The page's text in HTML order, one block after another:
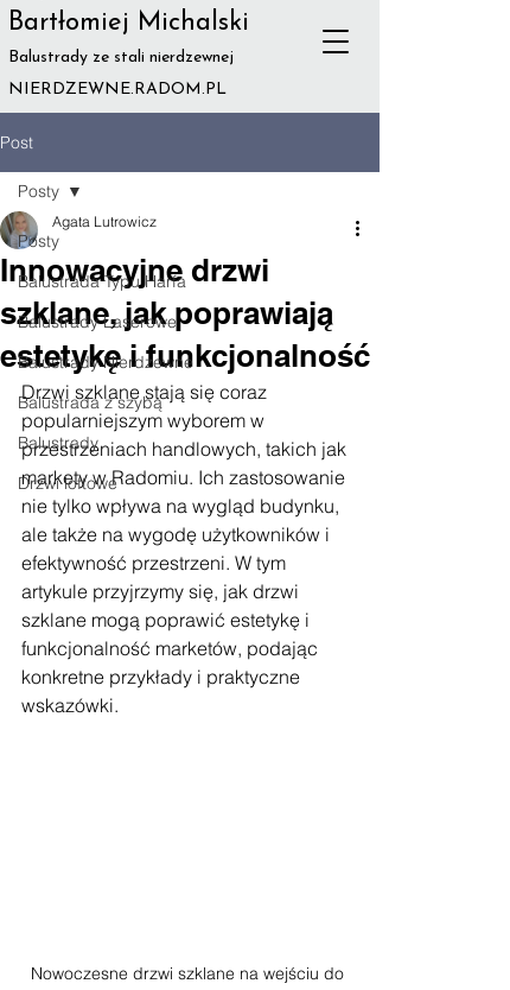
Bartłomiej Michalski
Balustrady ze stali nierdzewnej
NIERDZEWNE.RADOM.PL
Post
Posty
Balustrada Typu Harfa
Balustrady Laserowe
Balustrady Nierdzewne
Balustrada z szybą
Balustrady
Drzwi loftowe
Posty
Innowacyjne drzwi
szklane, jak poprawiają
estetykę i funkcjonalność
Agata Lutrowicz
Drzwi szklane stają się coraz
popularniejszym wyborem w
przestrzeniach handlowych, takich jak
markety w Radomiu. Ich zastosowanie
nie tylko wpływa na wygląd budynku,
ale także na wygodę użytkowników i
efektywność przestrzeni. W tym
artykule przyjrzymy się, jak drzwi
szklane mogą poprawić estetykę i
funkcjonalność marketów, podając
konkretne przykłady i praktyczne
wskazówki.
Nowoczesne drzwi szklane na wejściu do